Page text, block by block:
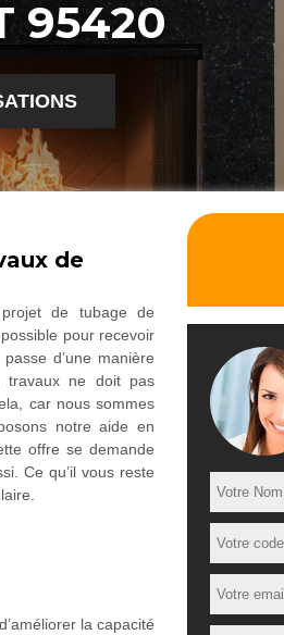
95420
de
de tubage de
pour recevoir
d’une manière
travaux ne doit pas
car nous sommes
notre aide en
offre se demande
Ce qu’il vous reste
la capacité